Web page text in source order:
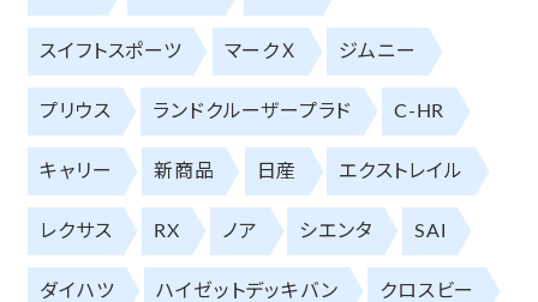
スイフトスポーツ マークＸ ジムニー
プリウス ランドクルーザープラド C-HR
キャリー 新商品 日産 エクストレイル
レクサス RX ノア シエンタ SAI
ダイハツ ハイゼットデッキバン クロスビー